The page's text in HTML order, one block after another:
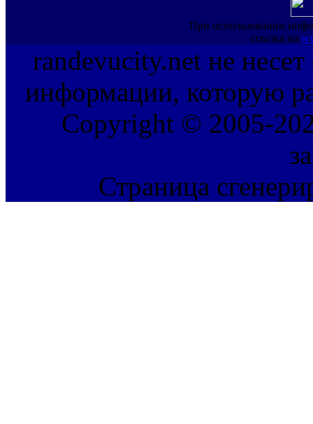
При использовании
ссылка на
randevucity.net не несет
информации, которую
Copyright © 2005-
Страница